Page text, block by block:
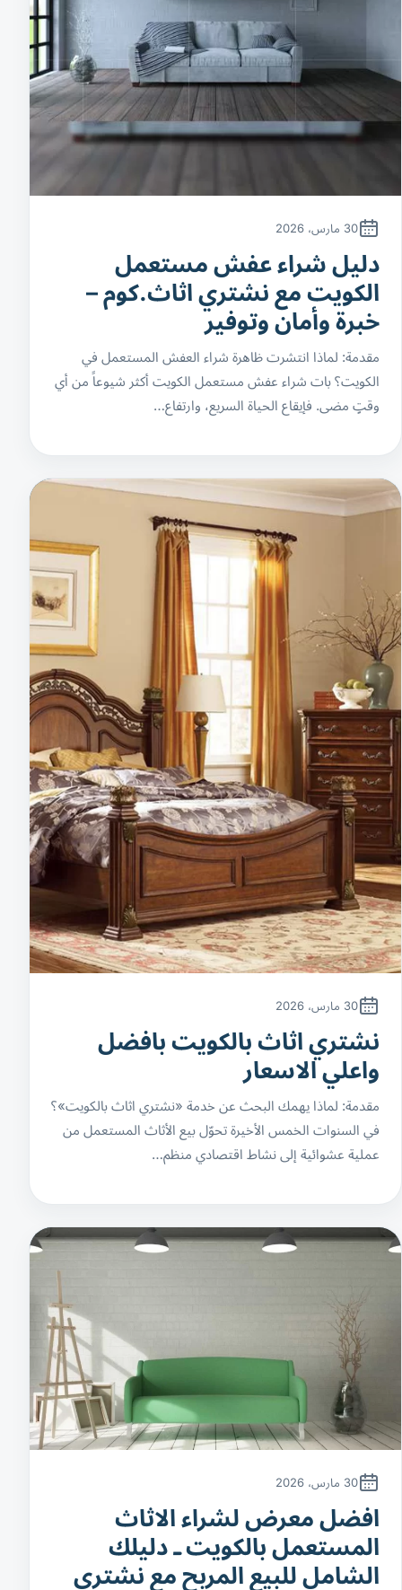
30 مارس، 2026
دليل شراء عفش مستعمل
الكويت مع نشتري اثاث.كوم –
خبرة وأمان وتوفير
مقدمة: لماذا انتشرت ظاهرة شراء العفش المستعمل في
الكويت؟ بات شراء عفش مستعمل الكويت أكثر شيوعاً من أي
وقتٍ مضى. فإيقاع الحياة السريع، وارتفاع…
30 مارس، 2026
نشتري اثاث بالكويت بافضل
واعلي الاسعار
مقدمة: لماذا يهمك البحث عن خدمة «نشتري اثاث بالكويت»؟
في السنوات الخمس الأخيرة تحوّل بيع الأثاث المستعمل من
عملية عشوائية إلى نشاط اقتصادي منظم…
30 مارس، 2026
افضل معرض لشراء الاثاث
المستعمل بالكويت ـ دليلك
الشامل للبيع المربح مع نشتري